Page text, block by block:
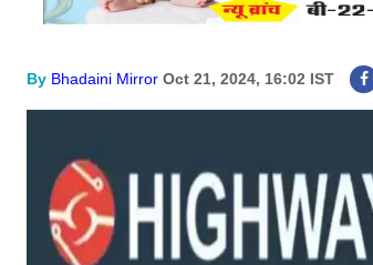
By Bhadaini Mirror Oct 21, 2024, 16:02 IST